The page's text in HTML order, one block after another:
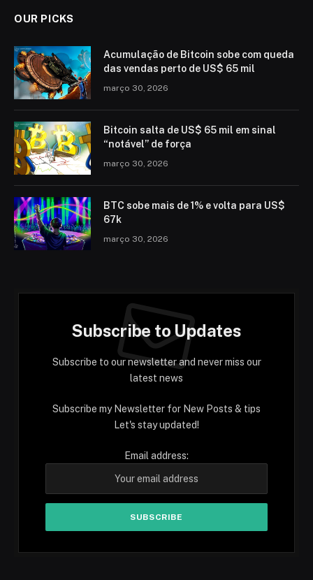
OUR PICKS
Acumulação de Bitcoin sobe com queda
das vendas perto de US$ 65 mil
março 30, 2026
Bitcoin salta de US$ 65 mil em sinal
“notável” de força
março 30, 2026
BTC sobe mais de 1% e volta para US$
67k
março 30, 2026
Subscribe to Updates
Subscribe to our newsletter and never miss our
latest news
Subscribe my Newsletter for New Posts & tips
Let's stay updated!
Email address: